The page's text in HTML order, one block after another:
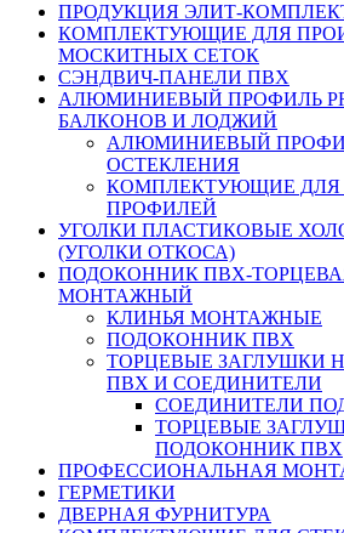
ПРОДУКЦИЯ ЭЛИТ-
КОМПЛЕКТУЮЩИЕ ДЛЯ
МОСКИТНЫХ СЕТОК
СЭНДВИЧ-ПАНЕЛИ ПВХ
АЛЮМИНИЕВЫЙ ПРОФИЛЬ
БАЛКОНОВ И ЛОДЖИЙ
АЛЮМИНИЕВЫЙ
ОСТЕКЛЕНИЯ
КОМПЛЕКТУЮЩИЕ
ПРОФИЛЕЙ
УГОЛКИ ПЛАСТИКОВЫЕ
(УГОЛКИ ОТКОСА)
ПОДОКОННИК ПВХ-
МОНТАЖНЫЙ
КЛИНЬЯ МОНТАЖНЫЕ
ПОДОКОННИК ПВХ
ТОРЦЕВЫЕ ЗАГЛУШКИ
ПВХ И СОЕДИНИТЕЛИ
СОЕДИНИТЕЛИ
ТОРЦЕВЫЕ
ПОДОКОННИК ПВХ
ПРОФЕССИОНАЛЬНАЯ
ГЕРМЕТИКИ
ДВЕРНАЯ ФУРНИТУРА